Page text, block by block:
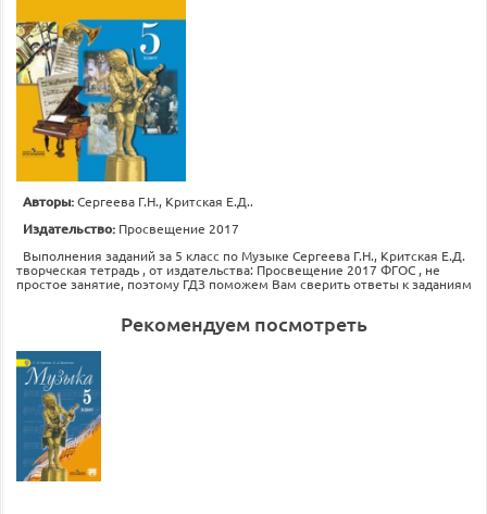
Авторы:Сергеева Г.Н., Критская Е.Д..
Издательство: Просвещение 2017
Выполнения заданий за 5 класс по Музыке Сергеева Г.Н., Критская Е.Д.
творческая тетрадь , от издательства: Просвещение 2017 ФГОС , не
простое занятие, поэтому ГДЗ поможем Вам сверить ответы к заданиям
Рекомендуем посмотреть